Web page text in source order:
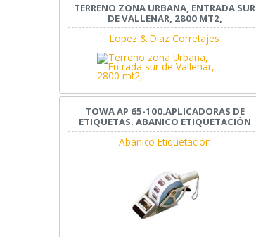
TERRENO ZONA URBANA, ENTRADA SUR
DE VALLENAR, 2800 MT2,
Lopez & Diaz Corretajes
TOWA AP 65-100.APLICADORAS DE
ETIQUETAS. ABANICO ETIQUETACIÓN
Abanico Etiquetación